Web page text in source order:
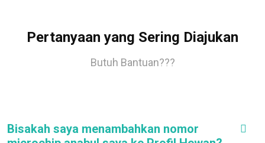
Pertanyaan yang Sering Diajukan
Butuh Bantuan???
Bisakah saya menambahkan nomor